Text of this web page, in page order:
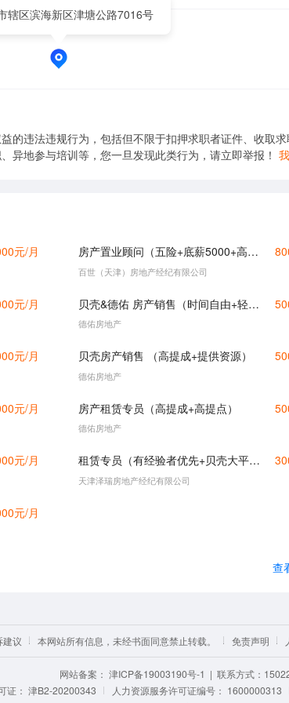
辖区滨海新区津塘公路7016号
的违法违规行为，包括但不限于扣押求职者证件、收取
异地参与培训等，您一旦发现此类行为，请立即举报！
元/月 房产置业顾问（五险+底薪5000+高提成）
百世（天津）房地产经纪有限公司
元/月 贝壳&德佑 房产销售（时间自由+轻松不累+定期团建）
德佑房地产
元/月 贝壳房产销售 （高提成+提供资源）
德佑房地产
元/月 房产租赁专员（高提成+高提点）
德佑房地产
元/月 租赁专员（有经验者优先+贝壳大平台，系统有资源）
天津泽瑞房地产经纪有限公司
元/月
查
建议 本网站所有信息，未经书面同意禁止转载。 免责声明
网站备案： 津ICP备19003190号-1 | 联系方式：
证： 津B2-20200343
人力资源服务许可证编号： 1600000313